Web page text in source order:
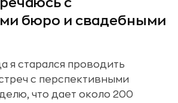
с
бюро и свадебными
я старался проводить
с перспективными
что дает около 200